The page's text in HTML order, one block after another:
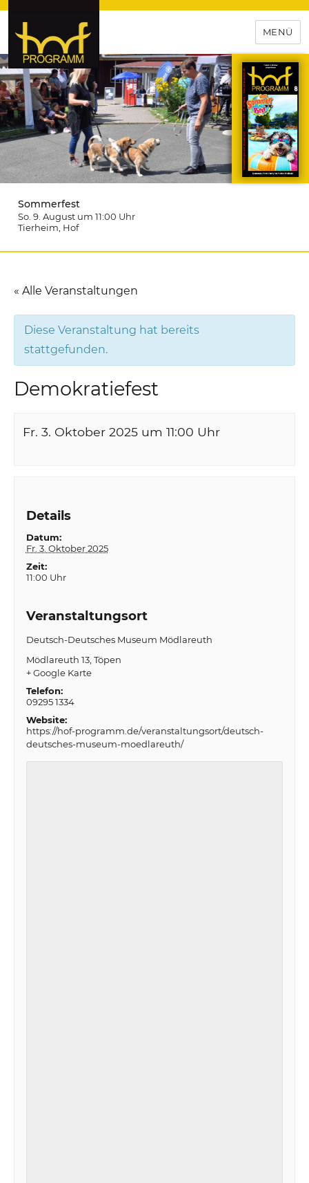
hof-programm – das
Veranstaltungsportal für
Hochfranken
MENÜ
Sommerfest
So. 9. August um 11:00 Uhr
Tierheim , Hof
« Alle Veranstaltungen
Diese Veranstaltung hat bereits
stattgefunden.
Demokratiefest
Fr. 3. Oktober 2025 um 11:00 Uhr
Details
Datum:
Fr. 3. Oktober 2025
Zeit:
11:00 Uhr
Veranstaltungsort
Deutsch-Deutsches Museum Mödlareuth
Mödlareuth 13 Töpen
+ Google Karte
Telefon:
09295 1334
Website:
https://hof-programm.de/veranstaltungsort/deutsch-
deutsches-museum-moedlareuth/